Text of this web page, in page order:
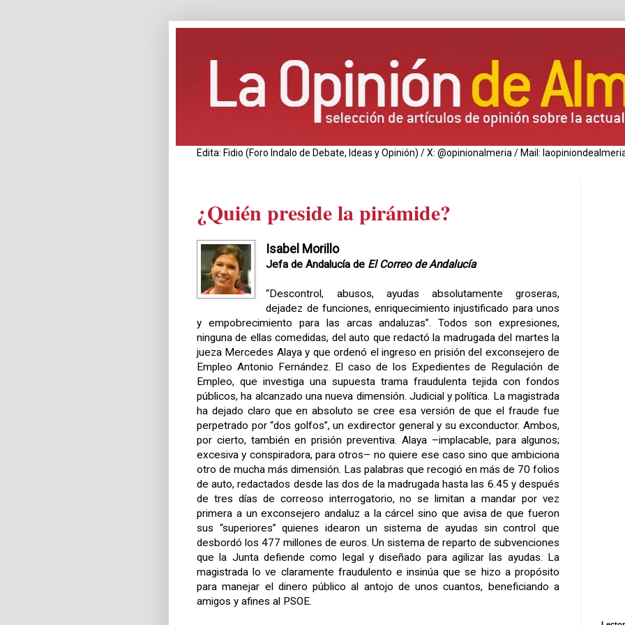
Edita: Fidio (Foro Indalo de Debate, Ideas y Opinión) / X: @opinionalmeria / Mail:
¿Quién preside la pirámide?
Isabel Morillo
Jefa de Andalucía de El Correo de Andalucía
“Descontrol, abusos, ayudas absolutamente groseras,
dejadez de funciones, enriquecimiento injustificado para unos
y empobrecimiento para las arcas andaluzas”. Todos son expresiones,
ninguna de ellas comedidas, del auto que redactó la madrugada del martes la
jueza Mercedes Alaya y que ordenó el ingreso en prisión del exconsejero de
Empleo Antonio Fernández. El caso de los Expedientes de Regulación de
Empleo, que investiga una supuesta trama fraudulenta tejida con fondos
públicos, ha alcanzado una nueva dimensión. Judicial y política. La magistrada
ha dejado claro que en absoluto se cree esa versión de que el fraude fue
perpetrado por “dos golfos”, un exdirector general y su exconductor. Ambos,
por cierto, también en prisión preventiva. Alaya –implacable, para algunos;
excesiva y conspiradora, para otros– no quiere ese caso sino que ambiciona
otro de mucha más dimensión. Las palabras que recogió en más de 70 folios
de auto, redactados desde las dos de la madrugada hasta las 6.45 y después
de tres días de correoso interrogatorio, no se limitan a mandar por vez
primera a un exconsejero andaluz a la cárcel sino que avisa de que fueron
sus “superiores” quienes idearon un sistema de ayudas sin control que
desbordó los 477 millones de euros. Un sistema de reparto de subvenciones
que la Junta defiende como legal y diseñado para agilizar las ayudas. La
magistrada lo ve claramente fraudulento e insinúa que se hizo a propósito
para manejar el dinero público al antojo de unos cuantos, beneficiando a
amigos y afines al PSOE.